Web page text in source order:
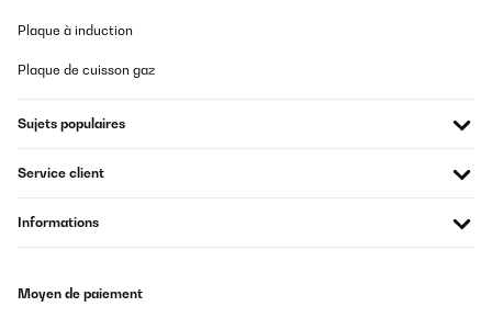
Plaque à induction
Plaque de cuisson gaz
Sujets populaires
Service client
Informations
Moyen de paiement